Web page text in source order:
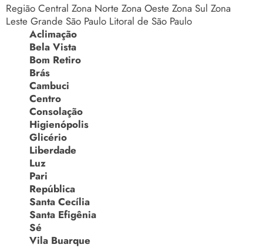
Região Central Zona Norte Zona Oeste Zona Sul Zona
Leste Grande São Paulo Litoral de São Paulo
Aclimação
Bela Vista
Bom Retiro
Brás
Cambuci
Centro
Consolação
Higienópolis
Glicério
Liberdade
Luz
Pari
República
Santa Cecília
Santa Efigênia
Sé
Vila Buarque